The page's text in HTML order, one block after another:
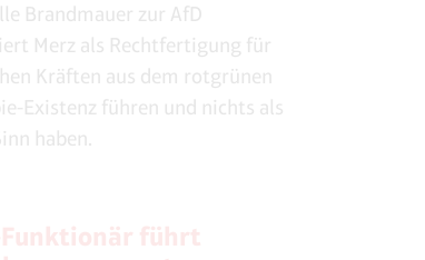
Brandmauer zur AfD
Merz als Rechtfertigung für
Kräften aus dem rotgrünen
Existenz führen und nichts als
haben.